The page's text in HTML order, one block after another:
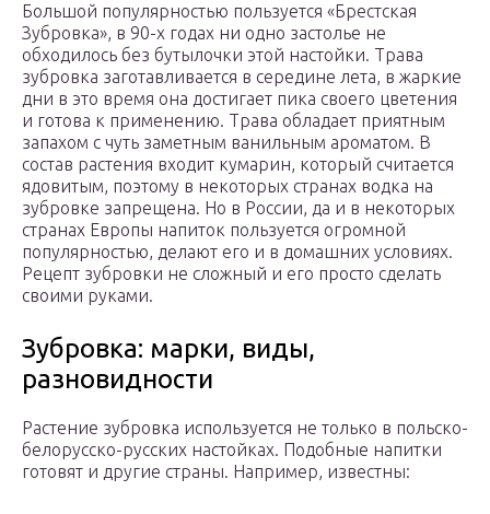
Большой популярностью пользуется «Брестская
Зубровка», в 90-х годах ни одно застолье не
обходилось без бутылочки этой настойки. Трава
зубровка заготавливается в середине лета, в жаркие
дни в это время она достигает пика своего цветения
и готова к применению. Трава обладает приятным
запахом с чуть заметным ванильным ароматом. В
состав растения входит кумарин, который считается
ядовитым, поэтому в некоторых странах водка на
зубровке запрещена. Но в России, да и в некоторых
странах Европы напиток пользуется огромной
популярностью, делают его и в домашних условиях.
Рецепт зубровки не сложный и его просто сделать
своими руками.
Зубровка: марки, виды,
разновидности
Растение зубровка используется не только в польско-
белорусско-русских настойках. Подобные напитки
готовят и другие страны. Например, известны: